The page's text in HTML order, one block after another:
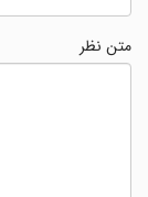
متن نظر